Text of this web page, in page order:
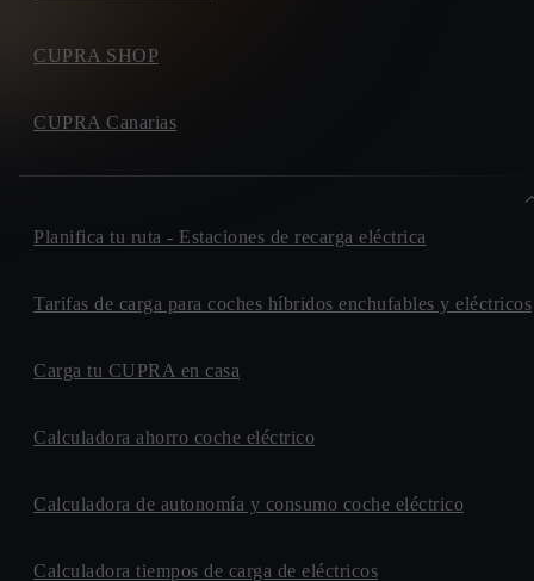
CUPRA SHOP
CUPRA Canarias
Planifica tu ruta - Estaciones de recarga eléctrica
Tarifas de carga para coches híbridos enchufables y eléctricos
Carga tu CUPRA en casa
Calculadora ahorro coche eléctrico
Calculadora de autonomía y consumo coche eléctrico
Calculadora tiempos de carga de eléctricos